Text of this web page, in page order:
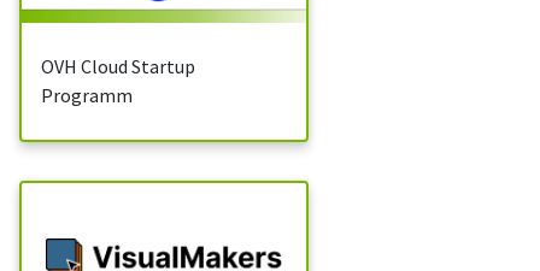
OVH Cloud Startup
Programm